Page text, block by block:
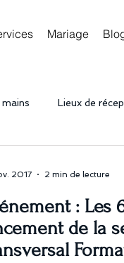
Mariage
Lieux de
Animations tendances
: Les
de la
2017 2 min de lecture